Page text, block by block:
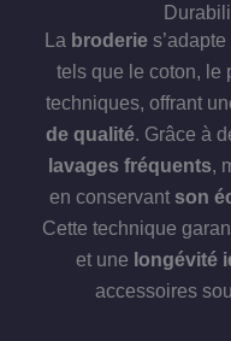
La broderies’adapte
tels que le coton, le
techniques, offrant
de qualité. Grâce à
lavages fréquents,
en conservant son
Cette technique
et une longévité
accessoires